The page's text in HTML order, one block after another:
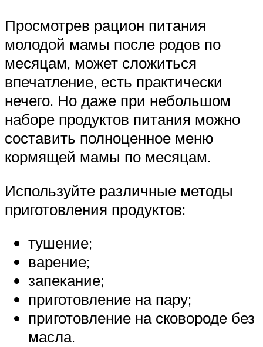
Просмотрев рацион питания
молодой мамы после родов по
месяцам, может сложиться
впечатление, есть практически
нечего. Но даже при небольшом
наборе продуктов питания можно
составить полноценное меню
кормящей мамы по месяцам.
Используйте различные методы
приготовления продуктов:
тушение;
варение;
запекание;
приготовление на пару;
приготовление на сковороде без
масла.